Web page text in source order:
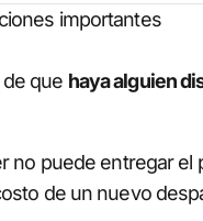
importantes
que haya alguien
no puede entregar el
de un nuevo